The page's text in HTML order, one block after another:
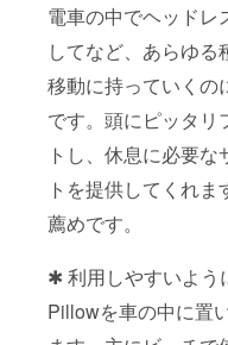
電車の中でヘッドレ
してなど、あらゆる
移動に持っていくの
です。頭にピッタリ
トし、休息に必要な
トを提供してくれま
薦めです。
✱ 利用しやすいよう
Pillowを車の中に置